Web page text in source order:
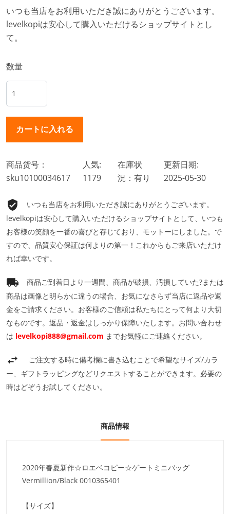
いつも当店をお利用いただき誠にありがとうございます。
levelkopiは安心して購入いただけるショップサイトとし
て。
数量
商品货号：
sku10100034617
人気:
1179
在庫状
況：有り
更新日期:
2025-05-30
いつも当店をお利用いただき誠にありがとうございます。
levelkopiは安心して購入いただけるショップサイトとして、いつも
お客様の笑顔を一番の喜びと存じており、モットーにしました。で
すので、品質安心保証は何よりの第一！これからもご来店いただけ
れば幸いです。
商品ご到着日より一週間、商品が破損、汚損していた?または
商品は画像と明らかに違うの場合、お気になさらず当店に返品や返
金をご請求ください。お客様のご信頼は私たちにとって何より大切
なものです。返品・返金はしっかり保障いたします。お問い合わせ
は levelkopi888@gmail.com までお気軽にご連絡ください。
ご注文する時に備考欄に書き込むことで希望なサイズ/カラ
ー、ギフトラッピングなどリクエストすることができます。必要の
時はどぞうお試してください。
商品情報
2020年春夏新作☆ロエベコピー☆ゲートミニバッグ
Vermillion/Black 0010365401
【サイズ】